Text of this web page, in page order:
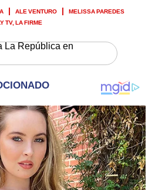
ALE VENTURO
MELISSA PAREDES
TV, LA FIRME
La República en